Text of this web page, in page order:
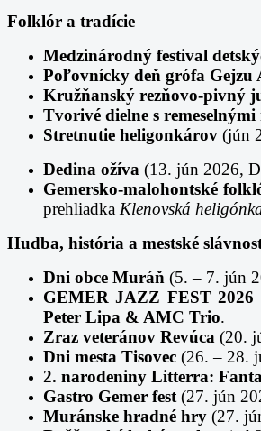
Folklór a tradície
Medzinárodný festival
Poľovnícky deň grófa Gejzu
Kružňanský rezňovo-pivný
Tvorivé dielne s
Stretnutie heligonkárov (jún
Dedina ožíva (13. jún 2026,
Gemersko-malohontské
prehliadka Klenovská
Hudba, história a mestské
Dni obce Muráň (5. – 7. jún
GEMER JAZZ FEST 2026
Peter Lipa & AMC Trio.
Zraz veteránov Revúca (20.
Dni mesta Tisovec (26. – 28.
2. narodeniny Litterra:
Gastro Gemer fest (27. jún
Muránske hradné hry (27.